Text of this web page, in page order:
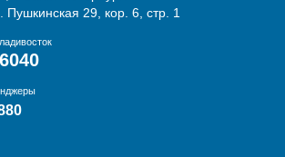
29, кор. 6, стр. 1